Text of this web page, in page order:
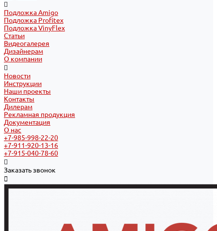
Подложка Amigo
Подложка Profitex
Подложка VinyFlex
Статьи
Видеогалерея
Дизайнерам
О компании
Новости
Инструкции
Наши проекты
Контакты
Дилерам
Рекламная продукция
Документация
О нас
+7-985-998-22-20
+7-911-920-13-16
+7-915-040-78-60
Заказать звонок